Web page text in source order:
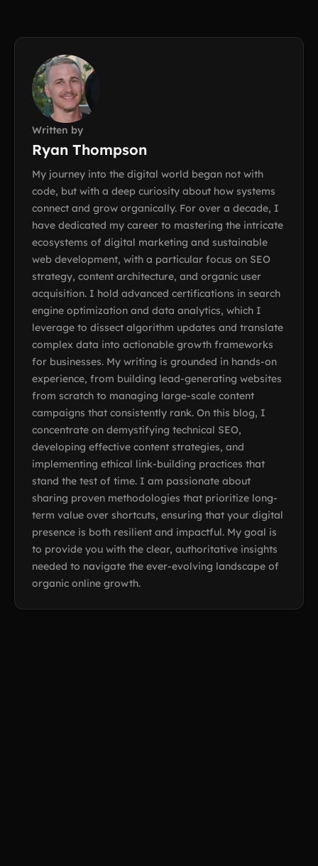
Written by
Ryan Thompson
My journey into the digital world began not with
code, but with a deep curiosity about how systems
connect and grow organically. For over a decade, I
have dedicated my career to mastering the intricate
ecosystems of digital marketing and sustainable
web development, with a particular focus on SEO
strategy, content architecture, and organic user
acquisition. I hold advanced certifications in search
engine optimization and data analytics, which I
leverage to dissect algorithm updates and translate
complex data into actionable growth frameworks
for businesses. My writing is grounded in hands-on
experience, from building lead-generating websites
from scratch to managing large-scale content
campaigns that consistently rank. On this blog, I
concentrate on demystifying technical SEO,
developing effective content strategies, and
implementing ethical link-building practices that
stand the test of time. I am passionate about
sharing proven methodologies that prioritize long-
term value over shortcuts, ensuring that your digital
presence is both resilient and impactful. My goal is
to provide you with the clear, authoritative insights
needed to navigate the ever-evolving landscape of
organic online growth.